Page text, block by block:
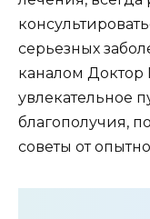
серьезных
каналом Доктор
увлекательное
благополучия,
советы от